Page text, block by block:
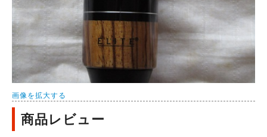
画像を拡大する
商品レビュー